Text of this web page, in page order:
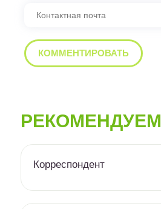
РЕКОМЕНДУЕМ
Корреспондент